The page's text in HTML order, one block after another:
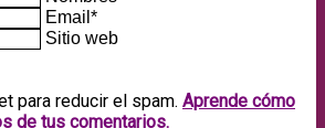
Email*
Sitio web
para reducir el spam. Aprende cómo
de tus comentarios.